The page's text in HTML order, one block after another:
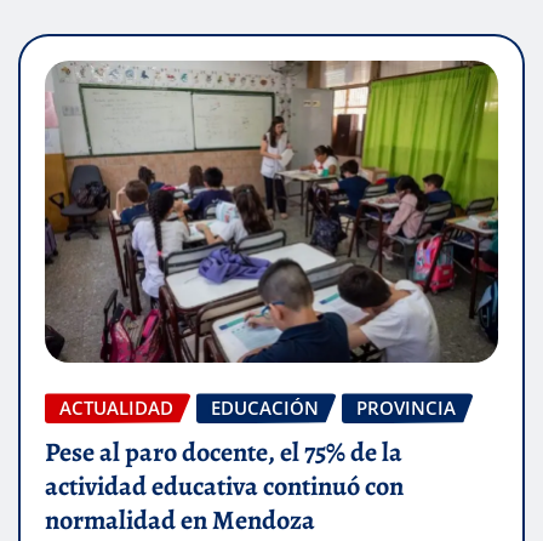
ACTUALIDAD EDUCACIÓN PROVINCIA
Pese al paro docente, el 75% de la
actividad educativa continuó con
normalidad en Mendoza